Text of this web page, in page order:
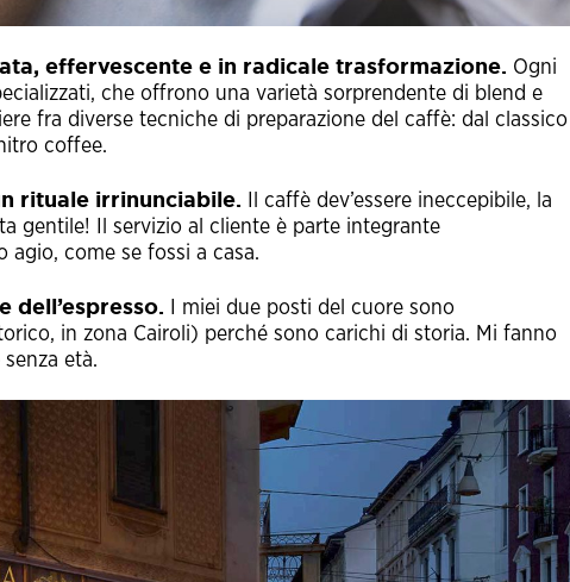
effervescente e in radicale trasformazione.
Ogni
che offrono una varietà sorprendente di blend e
fra diverse tecniche di preparazione del caffè: dal classico
coffee.
rituale irrinunciabile.
Il caffè dev’essere ineccepibile, la
gentile! Il servizio al cliente è parte integrante
agio, come se fossi a casa.
dell’espresso.
I miei due posti del cuore sono
in zona Cairoli) perché sono carichi di storia. Mi fanno
età.